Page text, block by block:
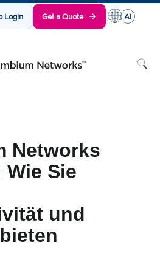
Login Get a Quote
Networks
Sie
und